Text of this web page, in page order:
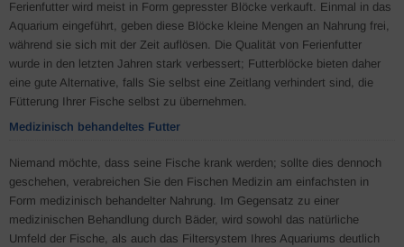
Ferienfutter wird meist in Form gepresster Blöcke verkauft. Einmal in das
Aquarium eingeführt, geben diese Blöcke kleine Mengen an Nahrung frei,
während sie sich mit der Zeit auflösen. Die Qualität von Ferienfutter
wurde in den letzten Jahren stark verbessert; Futterblöcke bieten daher
eine gute Alternative, falls Sie selbst eine Zeitlang verhindert sind, die
Fütterung Ihrer Fische selbst zu übernehmen.
Medizinisch behandeltes Futter
Niemand möchte, dass seine Fische krank werden; sollte dies dennoch
geschehen, verabreichen Sie den Fischen Medizin am einfachsten in
Form medizinisch behandelter Nahrung. Im Gegensatz zu einer
medizinischen Behandlung durch Bäder, wird sowohl das natürliche
Umfeld der Fische, als auch das Filtersystem Ihres Aquariums deutlich